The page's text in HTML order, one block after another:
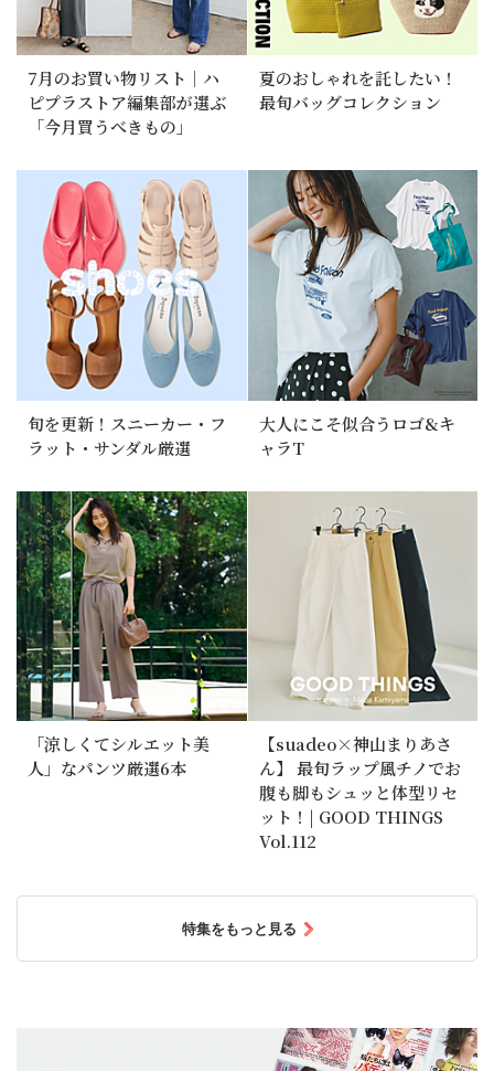
7月のお買い物リスト｜ハ
ピプラストア編集部が選ぶ
「今月買うべきもの」
夏のおしゃれを託したい！
最旬バッグコレクション
旬を更新！スニーカー・フ
ラット・サンダル厳選
大人にこそ似合うロゴ&キ
ャラT
「涼しくてシルエット美
人」なパンツ厳選6本
【suadeo×神山まりあさ
ん】 最旬ラップ風チノでお
腹も脚もシュッと体型リセ
ット！| GOOD THINGS
Vol.112
特集をもっと見る